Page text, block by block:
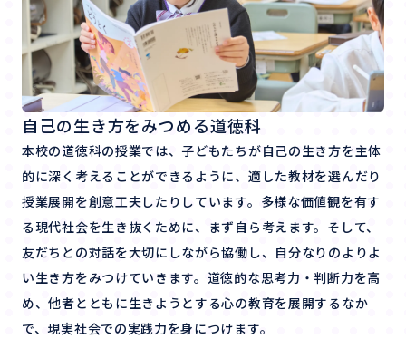
自己の生き方をみつめる道徳科
本校の道徳科の授業では、子どもたちが自己の生き方を主体
的に深く考えることができるように、適した教材を選んだり
授業展開を創意工夫したりしています。多様な価値観を有す
る現代社会を生き抜くために、まず自ら考えます。そして、
友だちとの対話を大切にしながら協働し、自分なりのよりよ
い生き方をみつけていきます。道徳的な思考力・判断力を高
め、他者とともに生きようとする心の教育を展開するなか
で、現実社会での実践力を身につけます。